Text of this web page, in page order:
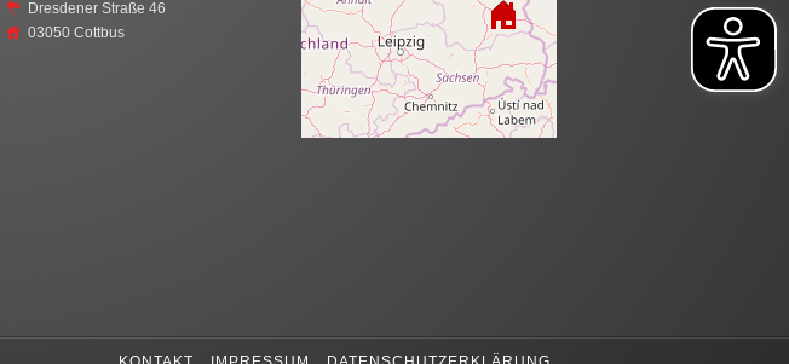
Dresdener Straße 46
03050 Cottbus